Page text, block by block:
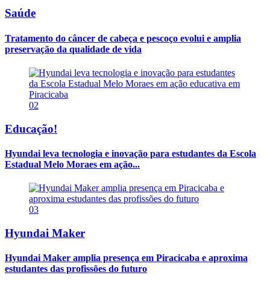
Saúde
Tratamento do câncer de cabeça e pescoço evolui e amplia
preservação da qualidade de vida
02
Educação!
Hyundai leva tecnologia e inovação para estudantes da Escola
Estadual Melo Moraes em ação...
03
Hyundai Maker
Hyundai Maker amplia presença em Piracicaba e aproxima
estudantes das profissões do futuro